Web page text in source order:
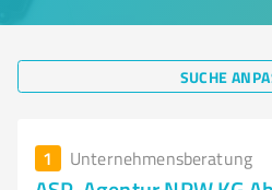
SUCHE
1 Unternehmensberatung